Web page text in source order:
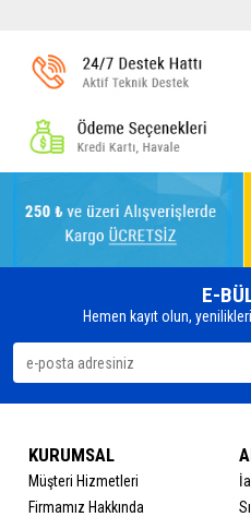
E-
Hemen kayıt olun,
KURUMSAL
Müşteri Hizmetleri
Firmamız Hakkında